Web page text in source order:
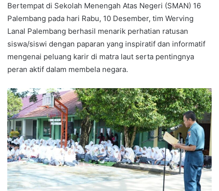
Bertempat di Sekolah Menengah Atas Negeri (SMAN) 16
Palembang pada hari Rabu, 10 Desember, tim Werving
Lanal Palembang berhasil menarik perhatian ratusan
siswa/siswi dengan paparan yang inspiratif dan informatif
mengenai peluang karir di matra laut serta pentingnya
peran aktif dalam membela negara.